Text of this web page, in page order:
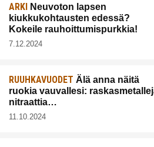
ARKI Neuvoton lapsen
kiukkukohtausten edessä?
Kokeile rauhoittumispurkkia!
7.12.2024
RUUHKAVUODET Älä anna näitä
ruokia vauvallesi:
nitraattia…
11.10.2024